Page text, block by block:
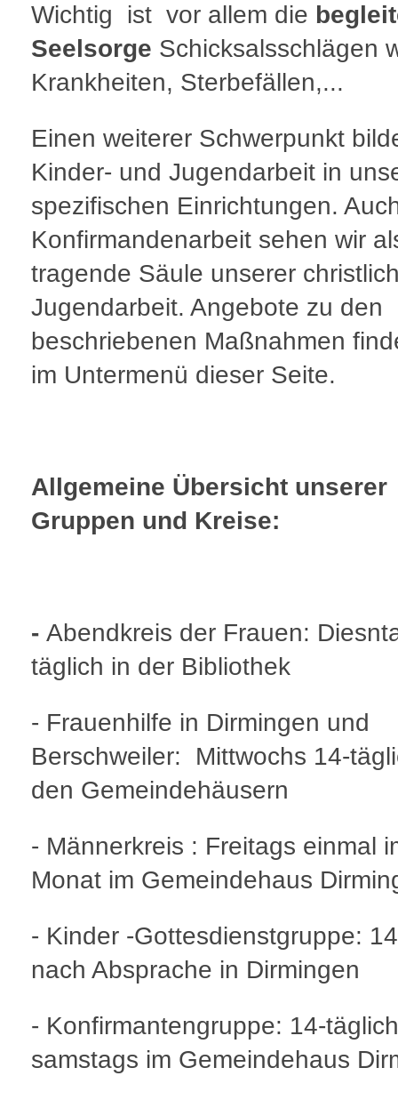
Wichtig ist vor allem die
Seelsorge Schicksalsschlägen
Krankheiten, Sterbefällen,...
Einen weiterer Schwerpunkt
Kinder- und Jugendarbeit in
spezifischen Einrichtungen.
Konfirmandenarbeit sehen wir
tragende Säule unserer
Jugendarbeit. Angebote zu den
beschriebenen Maßnahmen
im Untermenü dieser Seite.
Allgemeine Übersicht unserer
Gruppen und Kreise:
- Abendkreis der Frauen:
täglich in der Bibliothek
- Frauenhilfe in Dirmingen und
Berschweiler: Mittwochs 14-
den Gemeindehäusern
- Männerkreis : Freitags einmal
Monat im Gemeindehaus
- Kinder -Gottesdienstgruppe:
nach Absprache in Dirmingen
- Konfirmantengruppe: 14-täglich
samstags im Gemeindehaus